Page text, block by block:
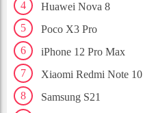
Huawei Nova 8
Poco X3 Pro
iPhone 12 Pro Max
Xiaomi Redmi Note 10
Samsung S21